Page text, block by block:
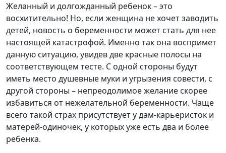
Желанный и долгожданный ребенок – это
восхитительно! Но, если женщина не хочет заводить
детей, новость о беременности может стать для нее
настоящей катастрофой. Именно так она воспримет
данную ситуацию, увидев две красные полосы на
соответствующем тесте. С одной стороны будут
иметь место душевные муки и угрызения совести, с
другой стороны – непреодолимое желание скорее
избавиться от нежелательной беременности. Чаще
всего такой страх присутствует у дам-карьеристок и
матерей-одиночек, у которых уже есть два и более
ребенка.